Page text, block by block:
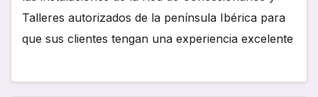
Talleres autorizados de la península Ibérica para
que sus clientes tengan una experiencia excelente